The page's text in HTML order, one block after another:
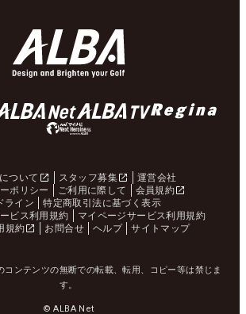
ついて スタッフ募集
運営会社
ポリシー
ご利用に際して
会員規約
ライン
特定商取引法に基づく表示
ビス利用規約
マイページサービス利用規約
規約
お問合せ ヘルプ サイトマップ
コンテンツの無断での転載、転用、コピー等は禁じま
す。
© ALBA Net